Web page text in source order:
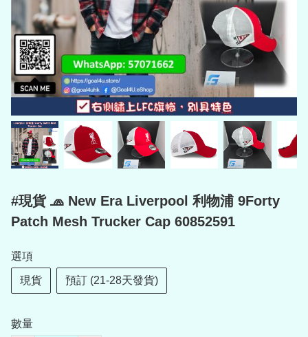
#現貨 🧢 New Era Liverpool 利物浦 9Forty
Patch Mesh Trucker Cap 60852591
選項
現貨 預訂 (21-28天發貨)
數量